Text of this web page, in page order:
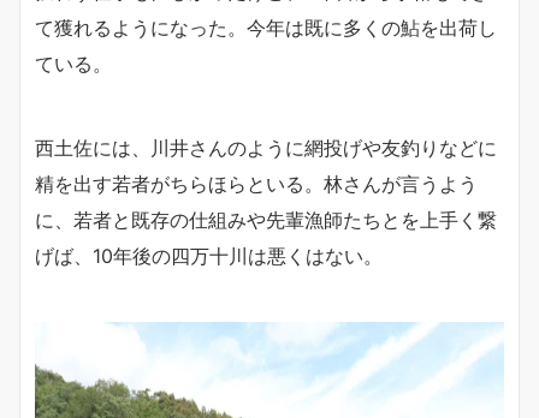
て獲れるようになった。今年は既に多くの鮎を出荷し
ている。
西土佐には、川井さんのように網投げや友釣りなどに
精を出す若者がちらほらといる。林さんが言うよう
に、若者と既存の仕組みや先輩漁師たちとを上手く繋
げば、10年後の四万十川は悪くはない。